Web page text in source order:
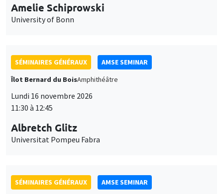
Amelie Schiprowski
University of Bonn
SÉMINAIRES GÉNÉRAUX
AMSE SEMINAR
Îlot Bernard du BoisAmphithéâtre
Lundi 16 novembre 2026
11:30 à 12:45
Albretch Glitz
Universitat Pompeu Fabra
SÉMINAIRES GÉNÉRAUX
AMSE SEMINAR